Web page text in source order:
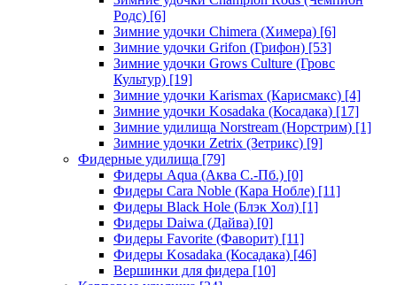
Родс) [6]
Зимние удочки Chimera (Химера) [6]
Зимние удочки Grifon (Грифон) [53]
Зимние удочки Grows Culture (Гровс
Культур) [19]
Зимние удочки Karismax (Карисмакс) [4]
Зимние удочки Kosadaka (Косадака) [17]
Зимние удилища Norstream (Норстрим) [1]
Зимние удочки Zetrix (Зетрикс) [9]
Фидерные удилища [79]
Фидеры Aqua (Аква С.-Пб.) [0]
Фидеры Cara Noble (Кара Нобле) [11]
Фидеры Black Hole (Блэк Хол) [1]
Фидеры Daiwa (Дайва) [0]
Фидеры Favorite (Фаворит) [11]
Фидеры Kosadaka (Косадака) [46]
Вершинки для фидера [10]